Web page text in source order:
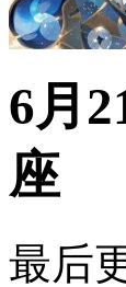
6月
座
最后